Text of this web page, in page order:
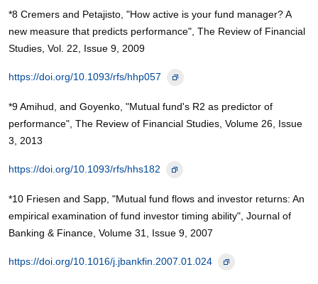
*8 Cremers and Petajisto, "How active is your fund manager? A
new measure that predicts performance", The Review of Financial
Studies, Vol. 22, Issue 9, 2009
https://doi.org/10.1093/rfs/hhp057
*9 Amihud, and Goyenko, "Mutual fund's R2 as predictor of
performance", The Review of Financial Studies, Volume 26, Issue
3, 2013
https://doi.org/10.1093/rfs/hhs182
*10 Friesen and Sapp, "Mutual fund flows and investor returns: An
empirical examination of fund investor timing ability", Journal of
Banking & Finance, Volume 31, Issue 9, 2007
https://doi.org/10.1016/j.jbankfin.2007.01.024